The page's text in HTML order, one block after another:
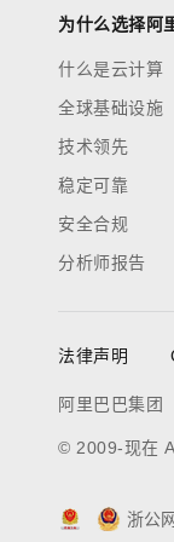
为什么选择阿
什么是云计算
全球基础设施
技术领先
稳定可靠
安全合规
分析师报告
法律声明
阿里巴巴集团
© 2009-现在
浙公